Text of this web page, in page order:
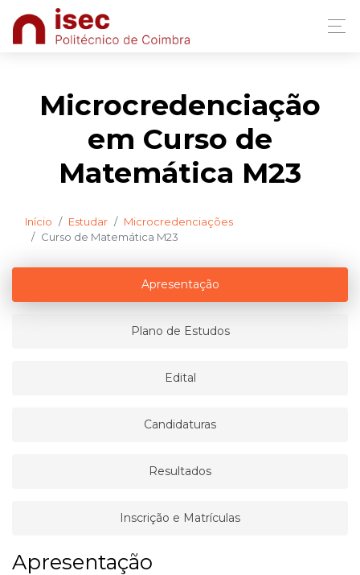
Microcredenciação
em Curso de
Matemática M23
Início Estudar
Microcredenciações
Curso de Matemática M23
Apresentação
Plano de Estudos
Edital
Candidaturas
Resultados
Inscrição e Matrículas
Apresentação